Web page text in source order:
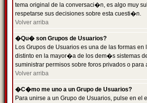
tema original de la conversaci�n, es algo muy
respetarse sus decisiones sobre esta cuesti�n.
Volver arriba
�Qu� son Grupos de Usuarios?
Los Grupos de Usuarios es una de las formas
distinto en la mayor�a de los dem�s sistemas
suministrar permisos sobre foros privados o para
Volver arriba
�C�mo me uno a un Grupo de Usuarios?
Para unirse a un Grupo de Usuarios, pulse en el